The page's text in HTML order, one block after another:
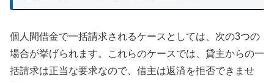
個人間借金で一括請求されるケースとしては、次の3つの
場合が挙げられます。これらのケースでは、貸主からの一
括請求は正当な要求なので、借主は返済を拒否できませ